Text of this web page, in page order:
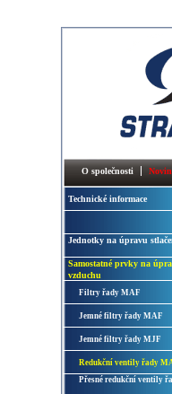
O společnosti
Technické informace
Jednotky na úpravu
Samostatné prvky na
vzduchu
Filtry řady MAF
Jemné filtry řady MAF
Jemné filtry řady MJF
Redukční ventily řady
Přesné redukční ventily